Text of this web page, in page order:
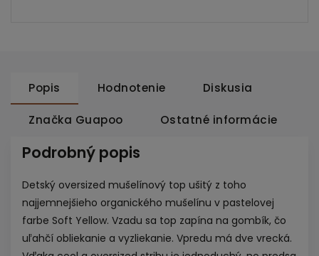
Popis Hodnotenie Diskusia
Značka Guapoo Ostatné informácie
Podrobný popis
Detský oversized mušelínový top ušitý z toho
najjemnejšieho organického mušelínu v pastelovej
farbe Soft Yellow. Vzadu sa top zapína na gombík, čo
uľahčí obliekanie a vyzliekanie. Vpredu má dve vrecká.